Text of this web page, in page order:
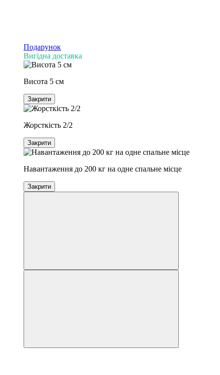
Подарунок
Вигідна доставка
Висота 5 см
Закрити
Жорсткість 2/2
Закрити
Навантаження до 200 кг на одне спальне місце
Закрити